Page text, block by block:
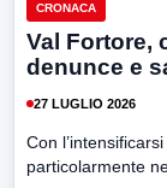
CRONACA
Val Fortore,
denunce e
27 LUGLIO 2026
Con
particolarmente